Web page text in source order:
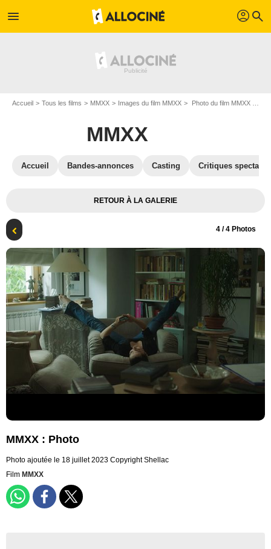
menu profil search
Accueil Tous les films MMXX Images du film MMXX Photo du film MMXX - Photo 4
MMXX
Accueil Bandes-annonces Casting Critiques
RETOUR À LA GALERIE
4 / 4 Photos
MMXX : Photo
Photo ajoutée le 18 juillet 2023 Copyright Shellac
Film MMXX